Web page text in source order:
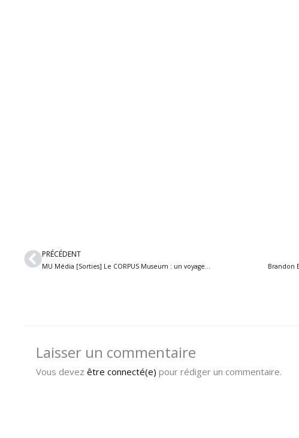
Précédent
PRÉCÉDENT
MU Média [Sorties] Le CORPUS Museum : un voyage spectaculaire à l’intérieur du corps humain aux Pays-Bas
Laisser un commentaire
Vous devez être connecté(e) pour rédiger un commentaire.